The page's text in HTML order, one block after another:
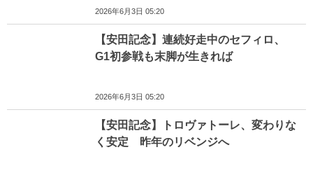
2026年6月3日 05:20
【安田記念】連続好走中のセフィロ、
G1初参戦も末脚が生きれば
2026年6月3日 05:20
【安田記念】トロヴァトーレ、変わりな
く安定 昨年のリベンジへ